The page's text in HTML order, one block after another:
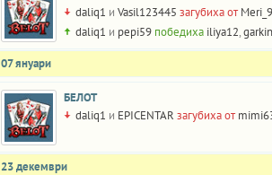
daliq1 и Vasil123445 загубиха от
daliq1 и pepi59 победиха iliya12,
07 януари
БЕЛОТ
daliq1 и EPICENTAR загубиха от
23 декември